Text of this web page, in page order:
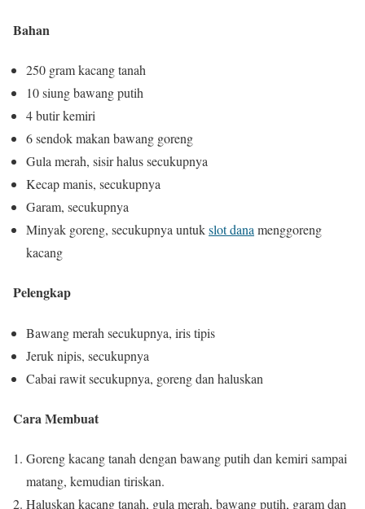
Bahan
250 gram kacang tanah
10 siung bawang putih
4 butir kemiri
6 sendok makan bawang goreng
Gula merah, sisir halus secukupnya
Kecap manis, secukupnya
Garam, secukupnya
Minyak goreng, secukupnya untukslot dana menggoreng
kacang
Pelengkap
Bawang merah secukupnya, iris tipis
Jeruk nipis, secukupnya
Cabai rawit secukupnya, goreng dan haluskan
Cara Membuat
Goreng kacang tanah dengan bawang putih dan kemiri sampai
matang, kemudian tiriskan.
Haluskan kacang tanah, gula merah, bawang putih, garam dan